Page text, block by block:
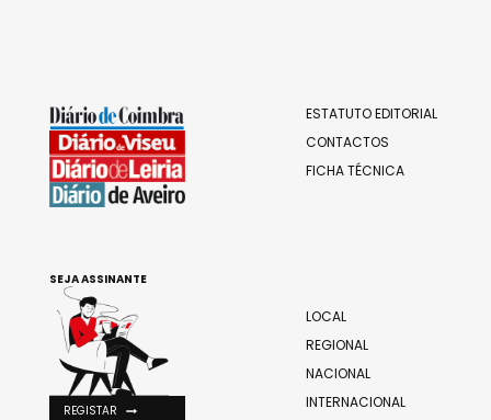
ESTATUTO EDITORIAL
CONTACTOS
FICHA TÉCNICA
LOCAL
REGIONAL
NACIONAL
INTERNACIONAL
SEJA ASSINANTE
REGISTAR